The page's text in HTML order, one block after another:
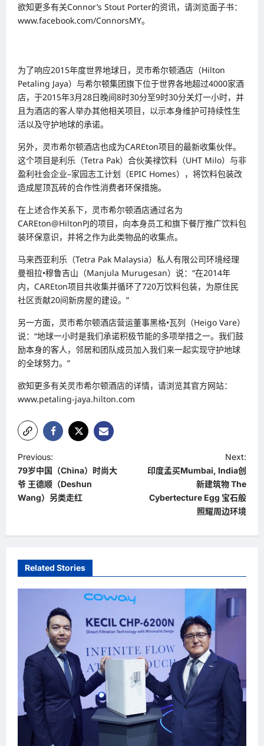
欲知更多有关Connor’s Stout Porter的资讯，请浏览面子书：
www.facebook.com/ConnorsMY。
为了响应2015年度世界地球日，灵市希尔顿酒店（Hilton
Petaling Jaya）与希尔顿集团旗下位于世界各地超过4000家酒
店，于2015年3月28日晚间8时30分至9时30分关灯一小时，并
且为酒店的客人举办其他相关项目，以示本身维护可持续性生
活以及守护地球的承诺。
另外，灵市希尔顿酒店也成为CAREton项目的最新收集伙伴。
这个项目是利乐（Tetra Pak）合伙美禄饮料（UHT Milo）与非
盈利社会企业–家园志工计划（EPIC Homes），将饮料包装改
造成屋顶瓦砖的合作性消费者环保措施。
在上述合作关系下，灵市希尔顿酒店通过名为
CAREton@HiltonPJ的项目，向本身员工和旗下餐厅推广饮料包
装环保意识，并将之作为此类物品的收集点。
马来西亚利乐（Tetra Pak Malaysia）私人有限公司环境经理
曼祖拉•穆鲁吉山（Manjula Murugesan）说：“在2014年
内，CAREton项目共收集并循环了720万饮料包装，为原住民
社区贡献20间新房屋的建设。”
另一方面，灵市希尔顿酒店营运董事黑格•瓦列（Heigo Vare）
说：“地球一小时是我们承诺积极节能的多项举措之一。我们鼓
励本身的客人，邻居和团队成员加入我们来一起实现守护地球
的全球努力。”
欲知更多有关灵市希尔顿酒店的详情，请浏览其官方网站：
www.petaling-jaya.hilton.com
P
o
s
i
o
n
Previous:
79岁中国（China）时尚大
爷 王德顺（Deshun
Wang）另类走红
Next:
印度孟买Mumbai, India创
新建筑物 The
Cybertecture Egg 宝石般
照耀周边环境
Related Stories